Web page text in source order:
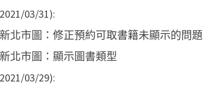
03/31):
新北市圖：修正預約可取書籍未顯示的問題
新北市圖：顯示圖書類型
03/29):